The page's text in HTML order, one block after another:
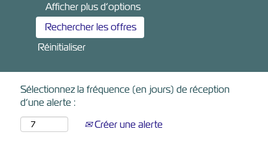
Afficher plus d’options
Réinitialiser
Sélectionnez la fréquence (en jours) de réception
d’une alerte :
Créer une alerte